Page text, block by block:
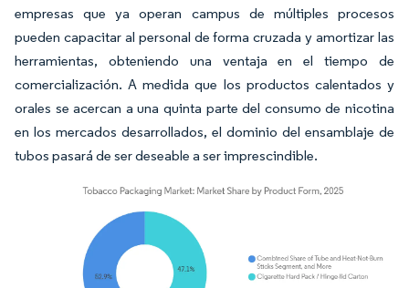
empresas que ya operan campus de múltiples procesos
pueden capacitar al personal de forma cruzada y amortizar las
herramientas, obteniendo una ventaja en el tiempo de
comercialización. A medida que los productos calentados y
orales se acercan a una quinta parte del consumo de nicotina
en los mercados desarrollados, el dominio del ensamblaje de
tubos pasará de ser deseable a ser imprescindible.